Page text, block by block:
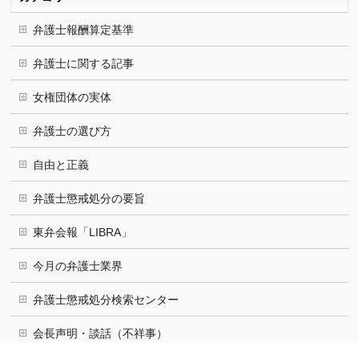
弁護士報酬算定基準
弁護士に関する記事
女権団体の実体
弁護士の選び方
自由と正義
弁護士懲戒処分の要旨
東弁会報「LIBRA」
今月の弁護士業界
弁護士懲戒処分検索センター
会長声明・談話（不祥事）